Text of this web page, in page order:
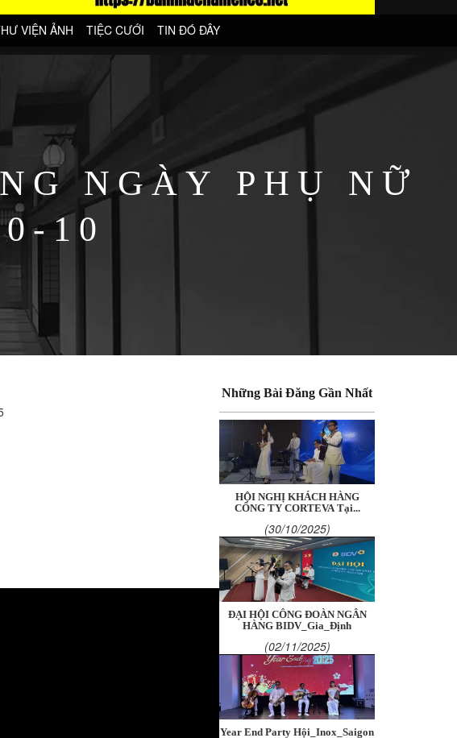
VIỆN ẢNH TIỆC CƯỚI TIN ĐÓ ĐÂY
NGÀY PHỤ NỮ
10
Những Bài Đăng Gần Nhất
HỘI NGHỊ KHÁCH HÀNG
CÔNG TY CORTEVA Tại...
(30/10/2025)
ĐẠI HỘI CÔNG ĐOÀN NGÂN
HÀNG BIDV_Gia_Định
(02/11/2025)
Year End Party Hội_Inox_Saigon